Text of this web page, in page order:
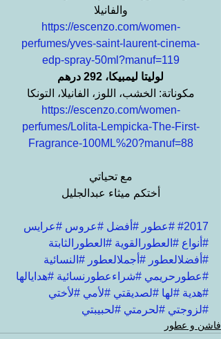
والفانيلا
https://escenzo.com/women-
perfumes/yves-saint-laurent-cinema-
edp-spray-50ml?manuf=119
لوليتا ليمبيكا، 292 درهم
مكوناتة: الخشب، اللوز، الفانيلا، التونكا
https://escenzo.com/women-
perfumes/Lolita-Lempicka-The-First-
Fragrance-100ML%20?manuf=88
مع تحياتي
أختكم ميثاء عبدالجليل
#2017 #عطور #أفضل #عروس #عرايس
#أنواع #العطورالقوية #العطورالثابتة
#أفضلالعطور #أجملالعطور #النسائية
#عطورحريمي #شراءعطورنسائية #هدايالها
#هدية #لها #لصديقتي #لأمي #لأختي
#لزوجتي #لحرمتي #لحبيبتي
فاشن و عطور